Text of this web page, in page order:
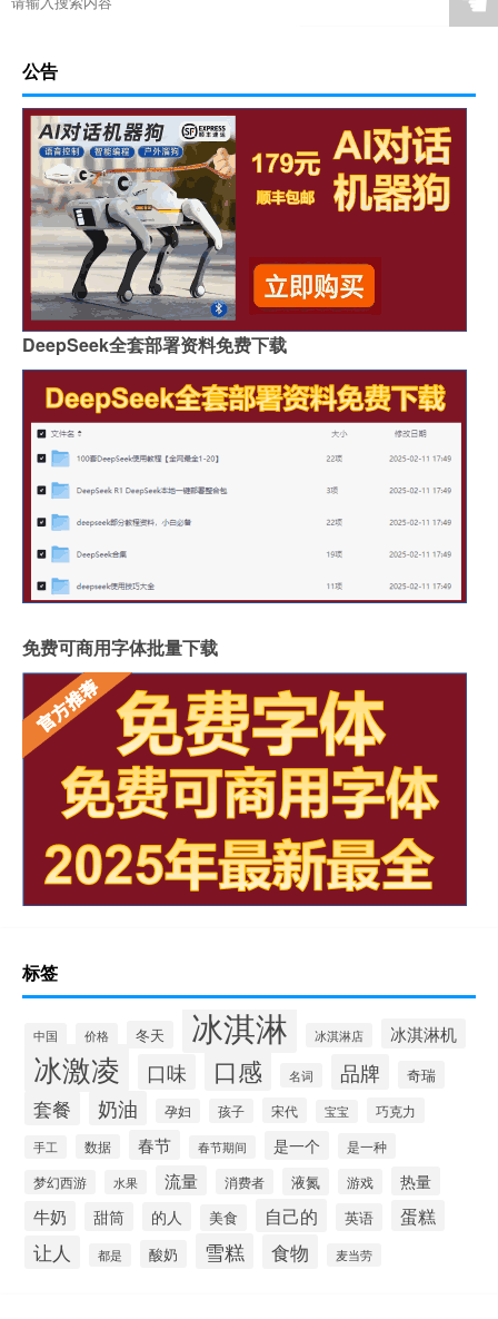
公告
DeepSeek全套部署资料免费下载
免费可商用字体批量下载
标签
中国 价格 冬天 冰淇淋 冰淇淋店 冰淇淋机
冰激凌 口味 口感 名词 品牌 奇瑞
套餐 奶油 孕妇 孩子 宋代 宝宝 巧克力
手工 数据 春节 春节期间 是一个 是一种
梦幻西游 水果 流量 消费者 液氮 游戏 热量
牛奶 甜筒 的人 美食 自己的 英语 蛋糕
让人 都是 酸奶 雪糕 食物 麦当劳